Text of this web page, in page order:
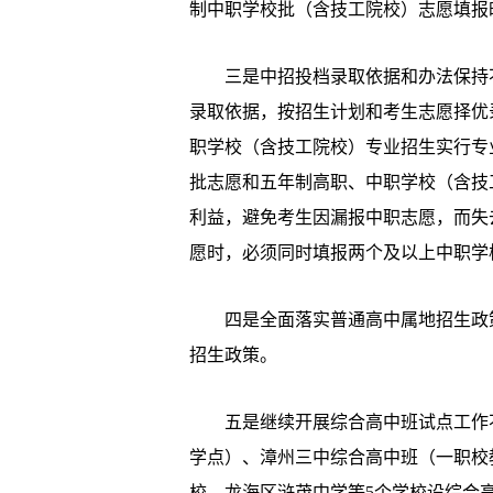
制中职学校批（含技工院校）志愿填报
三是中招投档录取依据和办法保持
录取依据，按招生计划和考生志愿择
职学校（含技工院校）专业招生实行
批志愿和五年制高职、中职学校（含
利益，避免考生因漏报中职志愿，而
愿时，必须同时填报两个及以上中职
四是全面落实普通高中属地招生政
招生政策。
五是继续开展综合高中班试点工作
学点）、漳州三中综合高中班（一职